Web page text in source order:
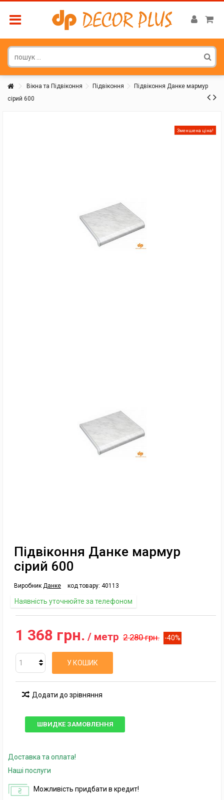
Вікна та Підвіконня Підвіконня
Підвіконня Данке мармур
сірий 600
Зменшена ціна!
Підвіконня Данке мармур
сірий 600
Виробник Данке код товару: 40113
Наявність уточнюйте за телефоном
1 368 грн. / метр 2 280 грн. -40%
У КОШИК
Додати до зрівняння
ШВИДКЕ ЗАМОВЛЕННЯ
Доставка та оплата!
Наші послуги
Можливість придбати в кредит!